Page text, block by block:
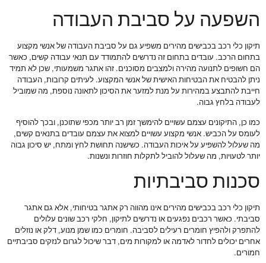
השפעה על סביבת העבודה
תיקון כלי רכב בכבישים מהירים משפיע גם על סביבת העבודה של אנשי מקצוע
בתחום הרכב. עובדים בתחום זה נדרשים להתמודד עם תנאי עבודה קשים, כאשר
הם חשופים לתנועה מהירה ולמצבים מסוכנים. זהו אתגר משמעותי, שכן לא תמיד
ניתן להבטיח את הבטיחות האישית של אנשי המקצוע. לעיתים קרובות, העבודה
חייבת להתבצע במהירות על מנת למזער את הסיכון לתאונה נוספת, מה שמוביל
לעבודה בלחץ גבוה.
כמו כן, התיקונים עצמם עשויים להימשך זמן רב יותר מכפי שתוכנן, ובכך להוסיף
לעומס על הכביש. אנשי מקצוע עשויים למצוא את עצמם עובדים בתנאים קשים,
מה שעלול להשפיע על איכות העבודה. כשישנה תחושת לחץ ומתח, יש סיכון גבוה
יותר לטעויות, מה שעלול להוביל לתקלות חוזרות ונשנות.
סכנות סביבתיות
תיקון כלי רכב בכבישים מהירים אינו מהווה רק אתגר בטיחותי, אלא גם אתגר
סביבתי. כאשר רכבים נפגעים או נדרשים לתיקון, חלקי רכב שונים עלולים
להתפרק ולהפיץ חומרים רעילים לסביבה. חומרים כמו שמן מנוע, דלק או נוזלים
אחרים יכולים לחדור לאדמה או למקורות מים, דבר שיכול לגרום לנזקים סביבתיים
חמורים.